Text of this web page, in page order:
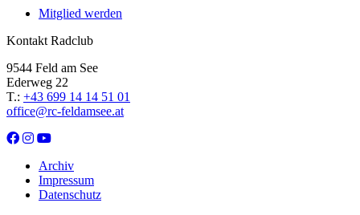
Mitglied werden
Kontakt Radclub
9544 Feld am See
Ederweg 22
T.: +43 699 14 14 51 01
office@rc-feldamsee.at
Archiv
Impressum
Datenschutz